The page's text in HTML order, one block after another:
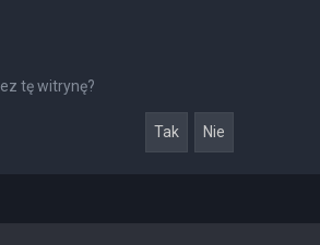
tę witrynę?